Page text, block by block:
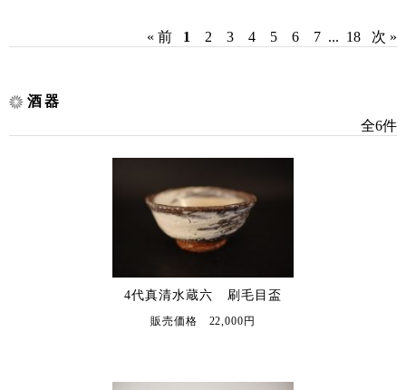
« 前 1 2 3 4 5 6 7 ... 18 次 »
酒器
全6件
4代真清水蔵六 刷毛目盃
販売価格 22,000円